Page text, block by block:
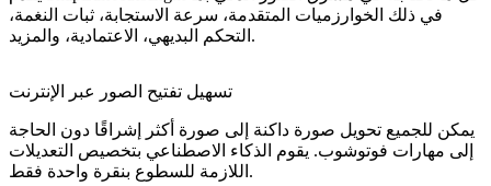
في ذلك الخوارزميات المتقدمة، سرعة الاستجابة، ثبات النغمة،
التحكم البديهي، الاعتمادية، والمزيد.
تسهيل تفتيح الصور عبر الإنترنت
يمكن للجميع تحويل صورة داكنة إلى صورة أكثر إشراقًا دون الحاجة
إلى مهارات فوتوشوب. يقوم الذكاء الاصطناعي بتخصيص التعديلات
اللازمة للسطوع بنقرة واحدة فقط.